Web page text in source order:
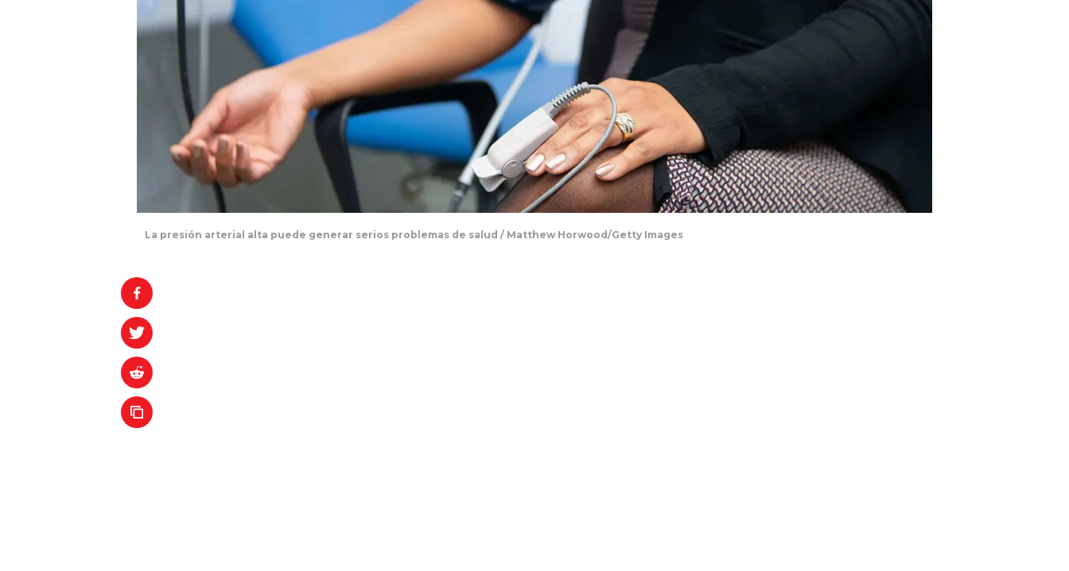
La presión arterial alta puede generar serios problemas de salud / Matthew Horwood/Getty Images